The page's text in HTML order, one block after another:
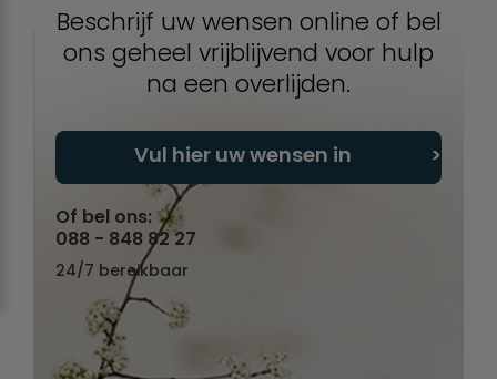
Beschrijf uw wensen online of bel
ons geheel vrijblijvend voor hulp
na een overlijden.
Vul hier uw wensen in
Of bel ons:
088 - 848 82 27
24/7 bereikbaar